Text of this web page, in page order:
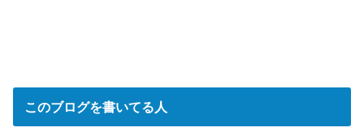
このブログを書いてる人